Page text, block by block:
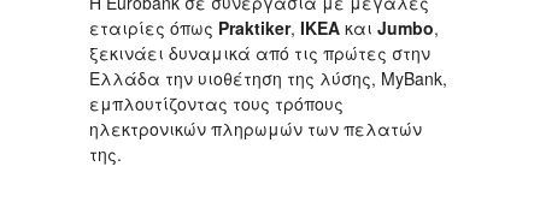
εταιρίες όπως Praktiker, IKEA και Jumbo,
ξεκινάει δυναμικά από τις πρώτες στην
Ελλάδα την υιοθέτηση της λύσης, MyBank,
εμπλουτίζοντας τους τρόπους
ηλεκτρονικών πληρωμών των πελατών
της.